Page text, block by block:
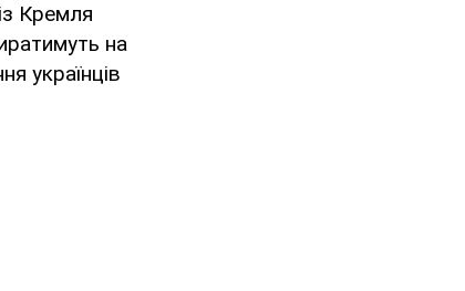
Кремля
на
українців